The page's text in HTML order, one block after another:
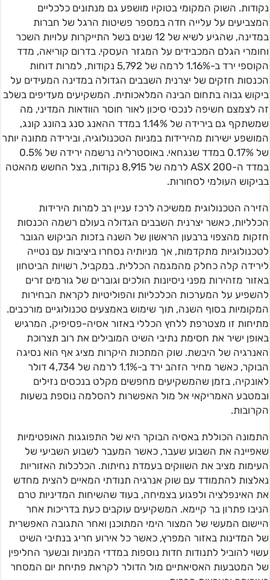
נקודות. השוק המקומי בטוקיו מושפע גם מנתונים כלכליים
המצביעים על עלייה חדה במספר פשיטות הרגל של חברות
במדינה, שהגיע לשיא של 12 שנים בשל התייקרות עלויות השכר
וחומרי הגלם המכבידים על המגזר העסקי. בדרום קוריאה, מדד
הקוספי ירד ב-1.16% לרמה של 5,792 נקודות, למרות דוחות
הכנסות חזקים של יצרנית השבבים הגדולה במדינה המעידים על
ביקוש גבוה בתחום הבינה המלאכותית. המשקיעים מעדיפים בשלב
זה לצמצם חשיפה לנכסי סיכון לאור חוסר הוודאות המדיני, מה
שמשתקף גם בירידה של 1.14% במדד ההאנג סנג בהונג קונג,
המושפע ישירות מהירידות במניות הטכנולוגיה, ובירידה מתונה יותר
של 0.17% במדד שנגחאי. באוסטרליה נרשמה ירידה של 0.5%
במדד ה-ASX 200 לרמה של 8,915 נקודות, בצל החשש מהאטה
בביקוש העולמי לסחורות.
הזירה הטכנולוגית ממשיכה לרכז עניין רב למרות הירידות
הכלליות, כאשר יצרנית השבבים הגדולה בעולם רשמה הכנסות
חזקות מהצפוי ברבעון הראשון של השנה בזכות הביקוש הגובר
לטכנולוגיות מתקדמות, אך מניותיה נסחרו ביציבות עם נטייה
לירידה קלה כחלק מהמגמה הכללית. במקביל, רשויות הביטחון
באזור מזהירות מפני ניסיונות הולכים וגוברים של גורמים זרים
להשפיע על המערכות הכלכליות והפוליטיות לקראת הבחירות
המקומיות בסוף השנה, תוך שימוש באמצעים טכנולוגיים מורכבים.
מתיחות זו מצטרפת ללחץ הכללי באזור אסיה-פסיפיק, המרגיש
באופן ישיר את חסימת נתיבי השיט המובילים את רוב תצרוכת
האנרגיה של היבשת. שוק המתכות היקרות מציג אף הוא נסיגה
הבוקר, כאשר מחיר הזהב ירד ב-1.1% לרמה של 4,734 דולר
לאונקיה, בזמן שהמשקיעים מחפשים מקלט בנכסים נזילים
ובמטבע האמריקאי אל מול האפשרות להסלמה נוספת בשעות
הקרובות.
התמונה הכוללת באסיה הבוקר היא של התפוגגות האופטימיות
שאפיינה את השבוע שעבר, כאשר המעבר לשבוע השביעי של
העימות מציב את השווקים בעמדת נחיתות. הכלכלות האזוריות
נאלצות להתמודד עם שוק אנרגיה תנודתי המאיים להצית מחדש
את האינפלציה ולפגוע בצמיחה, בעוד שהשיחות המדיניות טרם
הניבו פתרון בר קיימא. המשקיעים עוקבים כעת בדריכות אחר
היישום המעשי של המצור הימי המתוכנן ואחר התגובה האפשרית
של המדינות באזור המפרץ, כאשר כל אירוע חריג בנתיבי השיט
עשוי להוביל לתנודות חדות נוספות במדדי המניות ובשער החליפין
של המטבעות האסיאתיים מול הדולר לקראת פתיחת יום המסחר